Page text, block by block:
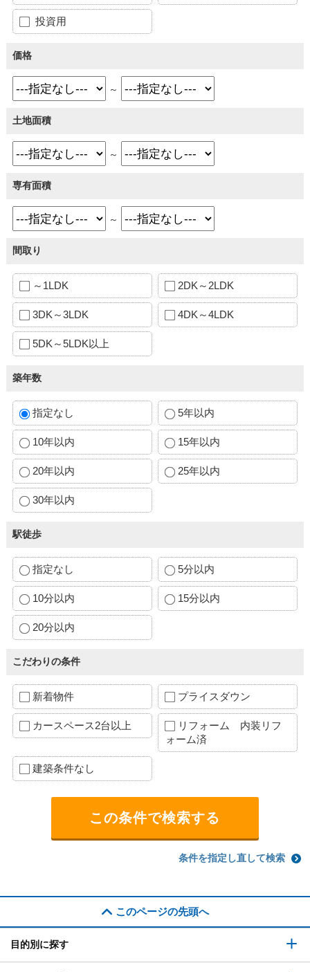
投資用
価格
～
土地面積
～
専有面積
～
間取り
～1LDK 2DK～2LDK
3DK～3LDK 4DK～4LDK
5DK～5LDK以上
築年数
指定なし 5年以内
10年以内 15年以内
20年以内 25年以内
30年以内
駅徒歩
指定なし 5分以内
10分以内 15分以内
20分以内
こだわりの条件
新着物件 プライスダウン
カースペース2台以上
リフォーム 内装リフ
ォーム済
建築条件なし
条件を指定し直して検索
このページの先頭へ
目的別に探す